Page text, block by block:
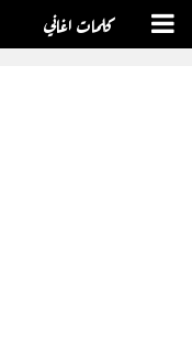
كلمات اغاني